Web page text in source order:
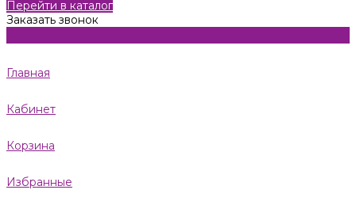
Перейти в каталог
Заказать звонок
Главная
Кабинет
Корзина
Избранные